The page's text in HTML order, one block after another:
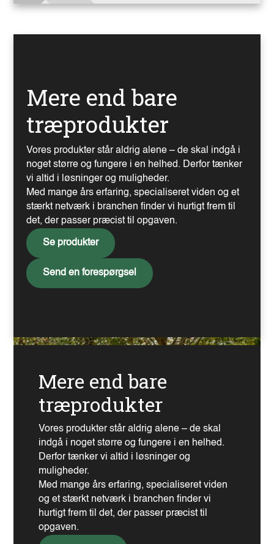
Mere end bare
træprodukter
Vores produkter står aldrig alene – de skal indgå i
noget større og fungere i en helhed. Derfor tænker
vi altid i løsninger og muligheder.
Med mange års erfaring, specialiseret viden og et
stærkt netværk i branchen finder vi hurtigt frem til
det, der passer præcist til opgaven.
Se produkter
Send en forespørgsel
Gran
Mere end bare
træprodukter
Vores produkter står aldrig alene – de skal
indgå i noget større og fungere i en helhed.
Derfor tænker vi altid i løsninger og
muligheder.
Med mange års erfaring, specialiseret viden
og et stærkt netværk i branchen finder vi
hurtigt frem til det, der passer præcist til
opgaven.